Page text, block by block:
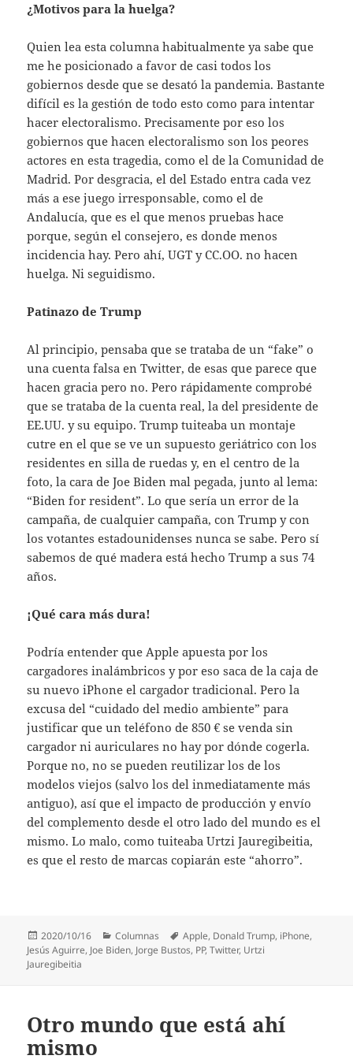
¿Motivos para la huelga?
Quien lea esta columna habitualmente ya sabe que
me he posicionado a favor de casi todos los
gobiernos desde que se desató la pandemia. Bastante
difícil es la gestión de todo esto como para intentar
hacer electoralismo. Precisamente por eso los
gobiernos que hacen electoralismo son los peores
actores en esta tragedia, como el de la Comunidad de
Madrid. Por desgracia, el del Estado entra cada vez
más a ese juego irresponsable, como el de
Andalucía, que es el que menos pruebas hace
porque, según el consejero, es donde menos
incidencia hay. Pero ahí, UGT y CC.OO. no hacen
huelga. Ni seguidismo.
Patinazo de Trump
Al principio, pensaba que se trataba de un “fake” o
una cuenta falsa en Twitter, de esas que parece que
hacen gracia pero no. Pero rápidamente comprobé
que se trataba de la cuenta real, la del presidente de
EE.UU. y su equipo. Trump tuiteaba un montaje
cutre en el que se ve un supuesto geriátrico con los
residentes en silla de ruedas y, en el centro de la
foto, la cara de Joe Biden mal pegada, junto al lema:
“Biden for resident”. Lo que sería un error de la
campaña, de cualquier campaña, con Trump y con
los votantes estadounidenses nunca se sabe. Pero sí
sabemos de qué madera está hecho Trump a sus 74
años.
¡Qué cara más dura!
Podría entender que Apple apuesta por los
cargadores inalámbricos y por eso saca de la caja de
su nuevo iPhone el cargador tradicional. Pero la
excusa del “cuidado del medio ambiente” para
justificar que un teléfono de 850 € se venda sin
cargador ni auriculares no hay por dónde cogerla.
Porque no, no se pueden reutilizar los de los
modelos viejos (salvo los del inmediatamente más
antiguo), así que el impacto de producción y envío
del complemento desde el otro lado del mundo es el
mismo. Lo malo, como tuiteaba Urtzi Jauregibeitia,
es que el resto de marcas copiarán este “ahorro”.
Publicado
el
2020/10/16 Categorías
Columnas Etiquetas
Apple, Donald Trump, iPhone,
Jesús Aguirre, Joe Biden, Jorge Bustos, PP,Twitter, Urtzi
Jauregibeitia
Otro mundo que está ahí
mismo